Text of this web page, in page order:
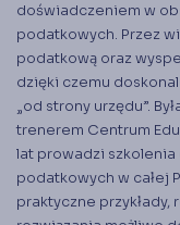
doświadczeniem w
podatkowych. Przez
podatkową oraz
dzięki czemu
„od strony urzędu”.
trenerem Centrum
lat prowadzi
podatkowych w całej
praktyczne